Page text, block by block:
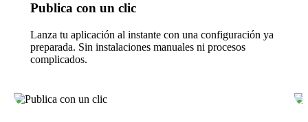
Publica con un clic
Lanza tu aplicación al instante con una configuración ya
preparada. Sin instalaciones manuales ni procesos
complicados.